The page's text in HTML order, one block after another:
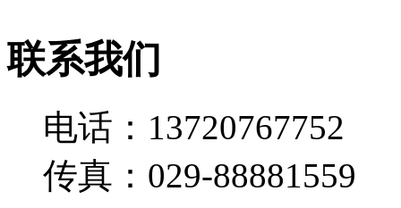
联系我们
电话：13720767752
传真：029-88881559